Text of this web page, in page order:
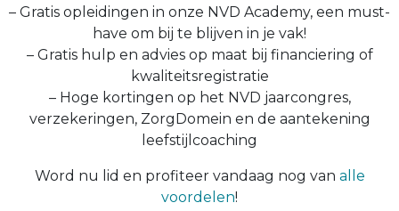
– Gratis opleidingen in onze NVD Academy, een must-
have om bij te blijven in je vak!
– Gratis hulp en advies op maat bij financiering of
kwaliteitsregistratie
– Hoge kortingen op het NVD jaarcongres,
verzekeringen, ZorgDomein en de aantekening
leefstijlcoaching
Word nu lid en profiteer vandaag nog van alle
voordelen!